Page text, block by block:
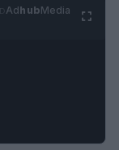
AdhubMedia